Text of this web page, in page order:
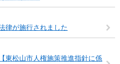
律が施行されました
東松山市人権施策推進指針に係